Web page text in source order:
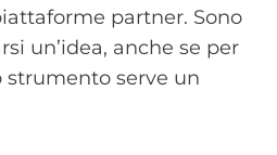
partner. Sono
un’idea, anche se per
strumento serve un